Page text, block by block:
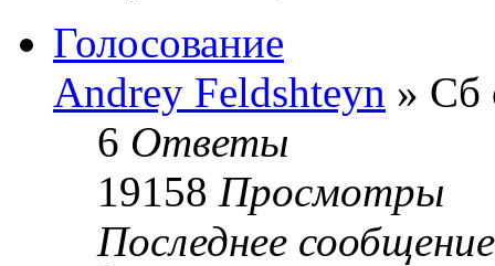
Голосование
Andrey Feldshteyn » Сб
6 Ответы
19158 Просмотры
Последнее